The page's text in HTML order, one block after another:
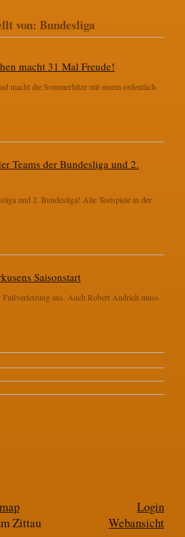
von: Bundesliga
macht 31 Mal Freude!
macht die Sommerhitze mit einem ordentlich
Teams der Bundesliga und 2.
und 2. Bundesliga! Alle Testspiele in der
Saisonstart
aus. Auch Robert Andrich muss
Zittau
Login
Webansicht